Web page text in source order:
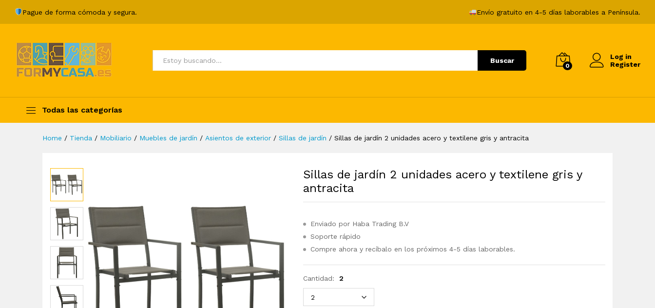
Pague de forma cómoda y segura. Envío gratuito en 4-5 días laborables a Península.
Todos Buscar
0
Log in
Register
Todas las categorías
Producto para mascotas
Home / Tienda / Mobiliario / Muebles de jardín / Asientos de exterior / Sillas de jardín / Sillas de jardín 2 unidades acero y textilene gris y antracita
Sillas de jardín 2 unidades acero y textilene gris y
antracita
Enviado por Haba Trading B.V
Soporte rápido
Compre ahora y recíbalo en los próximos 4-5 días laborables.
Cantidad: 2
Description Specification
85,99€ Añadir al carrito